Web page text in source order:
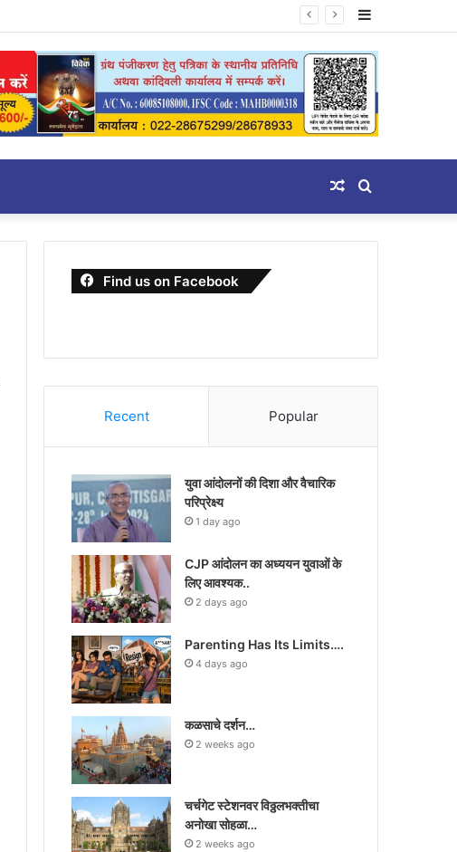
Sidebar
Search
for
Random
Article
Find us on Facebook
Recent Popular
युवा आंदोलनों की दिशा और वैचारिक
परिप्रेक्ष्य
1 day ago
CJP आंदोलन का अध्ययन युवाओं के
लिए आवश्यक..
2 days ago
Parenting Has Its Limits….
4 days ago
कळसाचे दर्शन…
2 weeks ago
चर्चगेट स्टेशनवर विठ्ठलभक्तीचा
अनोखा सोहळा…
2 weeks ago